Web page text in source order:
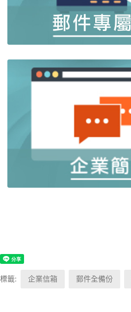
標籤: 企業信箱 郵件全備份